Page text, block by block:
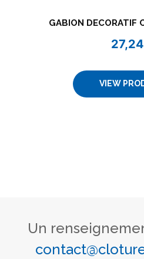
GABION DECORATIF
27,24
VIEW
Un